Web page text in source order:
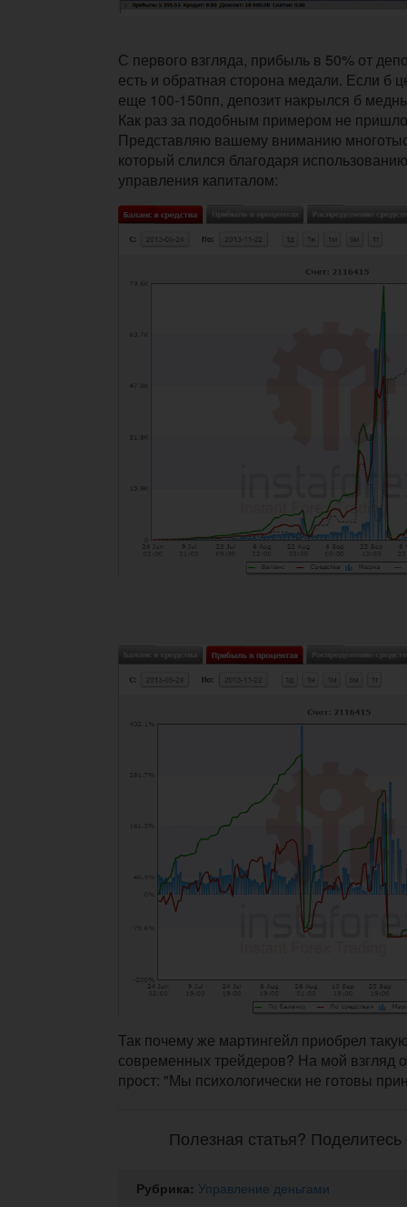
С первого взгляда, прибыль в 50% от
есть и обратная сторона медали. Если б
еще 100-150пп, депозит накрылся б
Как раз за подобным примером не
Представляю вашему вниманию
который слился благодаря
управления капиталом:
Так почему же мартингейл приобрел
современных трейдеров? На мой взгляд
прост: "Мы психологически не готовы
Полезная статья?
Рубрика: Управление деньгами